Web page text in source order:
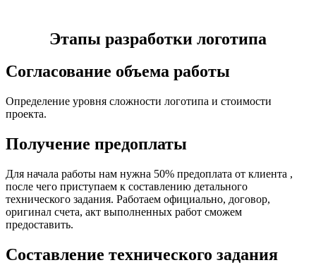
Этапы разработки логотипа
Согласование объема работы
Определение уровня сложности логотипа и стоимости
проекта.
Получение предоплаты
Для начала работы нам нужна 50% предоплата от клиента ,
после чего приступаем к составлению детального
технического задания. Работаем официально, договор,
оригинал счета, акт выполненных работ сможем
предоставить.
Составление технического задания